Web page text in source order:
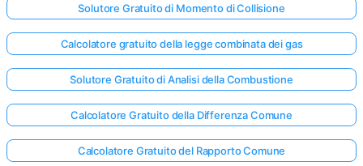
Solutore Gratuito di Momento di Collisione
Calcolatore gratuito della legge combinata dei gas
Solutore Gratuito di Analisi della Combustione
Calcolatore Gratuito della Differenza Comune
Calcolatore Gratuito del Rapporto Comune